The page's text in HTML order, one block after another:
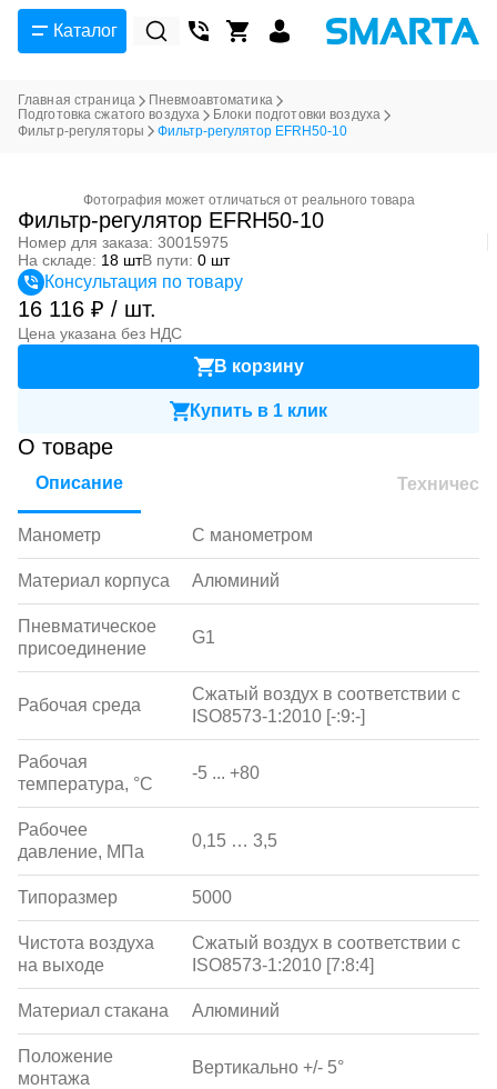
Каталог
Главная страница
Пневмоавтоматика
Подготовка сжатого воздуха
Блоки подготовки воздуха
Фильтр-регуляторы
Фильтр-регулятор EFRH50-10
Фотография может отличаться от реального товара
Фильтр-регулятор EFRH50-10
Номер для заказа: 30015975
На складе: 18 штВ пути: 0 шт
Консультация по товару
16 116 ₽ / шт.
Цена указана без НДС
В корзину
Купить в 1 клик
О товаре
Описание
Манометр С манометром
Материал корпуса Алюминий
Пневматическое
присоединение
G1
Рабочая среда
Сжатый воздух в соответствии с
ISO8573-1:2010 [-:9:-]
Рабочая
температура, °С
-5 ... +80
Рабочее
давление, МПа
0,15 … 3,5
Типоразмер 5000
Чистота воздуха
на выходе
Сжатый воздух в соответствии с
ISO8573-1:2010 [7:8:4]
Материал стакана Алюминий
Положение
монтажа
Вертикально +/- 5°